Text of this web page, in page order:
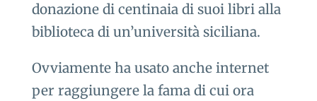
donazione di centinaia di suoi libri alla
biblioteca di un’università siciliana.
Ovviamente ha usato anche internet
per raggiungere la fama di cui ora